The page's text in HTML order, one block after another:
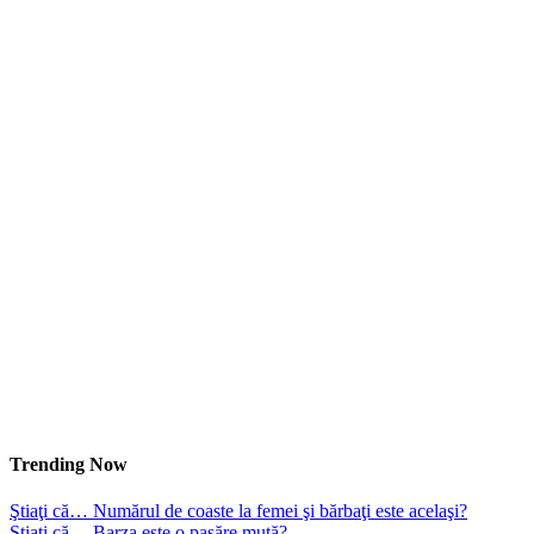
Trending Now
Ştiaţi că… Numărul de coaste la femei şi bărbaţi este acelaşi?